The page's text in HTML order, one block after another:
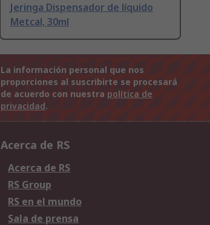
Jeringa Dispensador de líquido
Metcal, 30ml
La información personal que nos
proporciones al suscribirte se procesará
de acuerdo con nuestra política de
privacidad.
Acerca de RS
Acerca de RS
RS Group
RS en el mundo
Sala de prensa